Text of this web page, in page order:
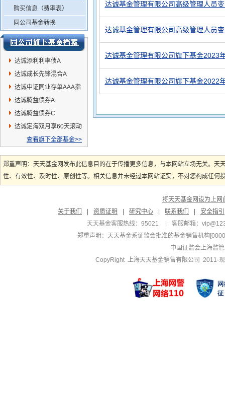
购买信息（费率表）
同公司基金转换
达诚添利利率债A
达诚成长先锋混合A
达诚中证同业存单AAA指
数7天持有期
达诚腾益债券A
达诚腾益债券C
达诚定海双月享60天滚动
持有短债C
查看旗下全部基金>>
达诚基金管理有限公司高级管理人员
达诚基金管理有限公司高级管理人员
达诚基金管理有限公司旗下基金2023
达诚基金管理有限公司旗下基金2022
郑重声明：天天基金网发布此信息目的在于传播更多信息，与本网站立场无关。
性、有效性、及时性、原创性等。相关信息并未经过本网站证实，不对您构成任
将天天基金网设为上网
关于我们
资质证明 研究中心 联系我们
安全指引
天天基金客服热线：95021
客服邮箱：
郑重声明： 天天基金系证监会批准的基金销售机构
中国证监会上海监
CopyRight 上海天天基金销售有限公司 2011-